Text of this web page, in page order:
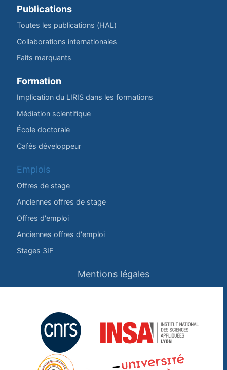
Publications
Toutes les publications (HAL)
Collaborations internationales
Faits marquants
Formation
Implication du LIRIS dans les formations
Médiation scientifique
École doctorale
Cafés développeur
Emplois
Offres de stage
Anciennes offres de stage
Offres d'emploi
Anciennes offres d'emploi
Stages 3IF
Mentions légales